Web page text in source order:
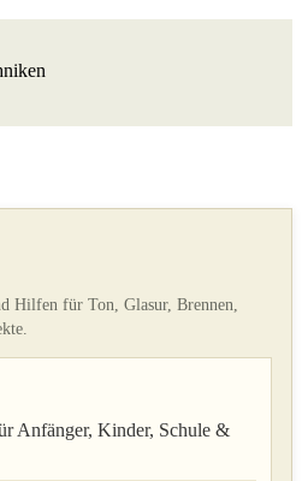
Hilfen für Ton, Glasur, Brennen,
Anfänger, Kinder, Schule &